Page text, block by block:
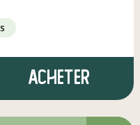
Acheter